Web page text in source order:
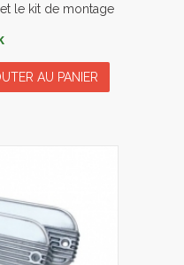
le kit de montage
AU PANIER